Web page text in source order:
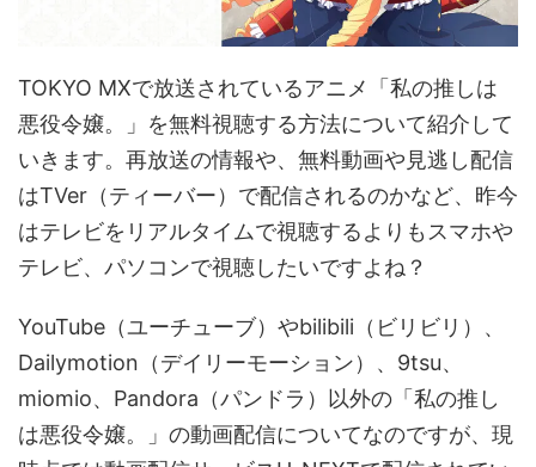
TOKYO MXで放送されているアニメ「私の推しは
悪役令嬢。」を無料視聴する方法について紹介して
いきます。再放送の情報や、無料動画や見逃し配信
はTVer（ティーバー）で配信されるのかなど、昨今
はテレビをリアルタイムで視聴するよりもスマホや
テレビ、パソコンで視聴したいですよね？
YouTube（ユーチューブ）やbilibili（ビリビリ）、
Dailymotion（デイリーモーション）、9tsu、
miomio、Pandora（パンドラ）以外の「私の推し
は悪役令嬢。」の動画配信についてなのですが、現